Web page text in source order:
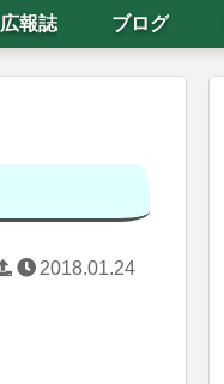
広報誌 ブログ
2018.01.24